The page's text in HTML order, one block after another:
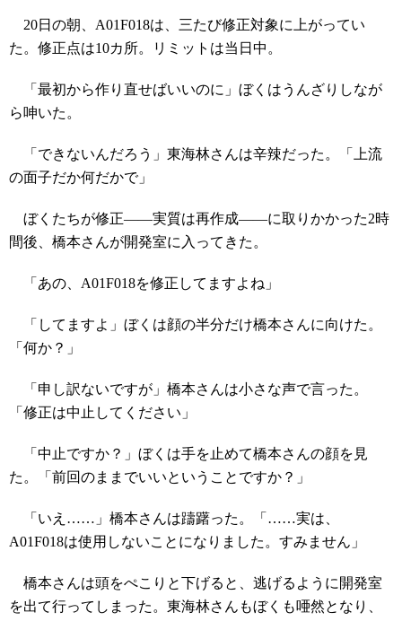
20日の朝、A01F018は、三たび修正対象に上がってい
た。修正点は10カ所。リミットは当日中。
「最初から作り直せばいいのに」ぼくはうんざりしなが
ら呻いた。
「できないんだろう」東海林さんは辛辣だった。「上流
の面子だか何だかで」
ぼくたちが修正――実質は再作成――に取りかかった2時
間後、橋本さんが開発室に入ってきた。
「あの、A01F018を修正してますよね」
「してますよ」ぼくは顔の半分だけ橋本さんに向けた。
「何か？」
「申し訳ないですが」橋本さんは小さな声で言った。
「修正は中止してください」
「中止ですか？」ぼくは手を止めて橋本さんの顔を見
た。「前回のままでいいということですか？」
「いえ……」橋本さんは躊躇った。「……実は、
A01F018は使用しないことになりました。すみません」
橋本さんは頭をぺこりと下げると、逃げるように開発室
を出て行ってしまった。東海林さんもぼくも唖然となり、